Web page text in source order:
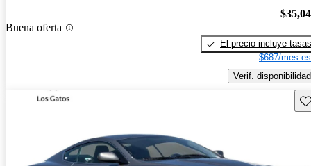
Buena oferta
El precio incluye tasas
$687/mes
Verif. disponibilidad